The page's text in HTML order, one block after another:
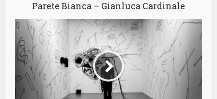
Parete Bianca – Gianluca Cardinale